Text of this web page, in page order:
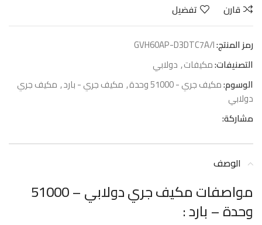
قارن
تفضيل
رمز المنتج:GVH60AP-D3DTC7A/I
التصنيفات:مكيفات, دولابي
الوسوم:مكيف جري - 51000 وحدة , مكيف جري - بارد, مكيف جري
دولابي
مشاركة:
الوصف
مواصفات مكيف جري دولابي – 51000
وحدة – بارد :